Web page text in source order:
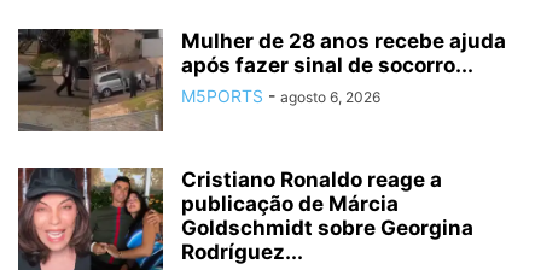
Mulher de 28 anos recebe ajuda
após fazer sinal de socorro...
M5PORTS - agosto 6, 2026
Cristiano Ronaldo reage a
publicação de Márcia
Goldschmidt sobre Georgina
Rodríguez...